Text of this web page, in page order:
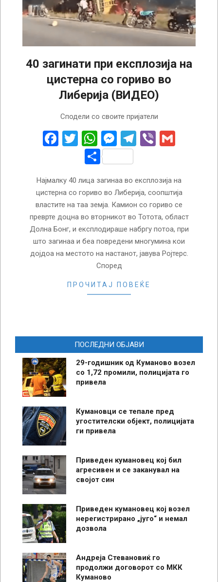
40 загинати при експлозија на
цистерна со гориво во
Либерија (ВИДЕО)
Сподели со своите пријатели
Facebook
Twitter
WhatsApp
Messenger
Telegram
Viber
Share
Најмалку 40 лица загинаа во експлозија на
цистерна со гориво во Либерија, соопштија
властите на таа земја. Камион со гориво се
преврте доцна во вторникот во Тотота, област
Долна Бонг, и експлодираше набргу потоа, при
што загинаа и беа повредени многумина кои
дојдоа на местото на настанот, јавува Ројтерс.
Според
ПРОЧИТАЈ ПОВЕЌЕ
ПОСЛЕДНИ ОБЈАВИ
29-годишник од Куманово возел
со 1,72 промили, полицијата го
привела
Кумановци се тепале пред
угостителски објект, полицијата
ги привела
Приведен кумановец кој бил
агресивен и се заканувал на
својот син
Приведен кумановец кој возел
нерегистрирано „југо“ и немал
дозвола
Андреја Стевановиќ го
продолжи договорот со МКК
Куманово